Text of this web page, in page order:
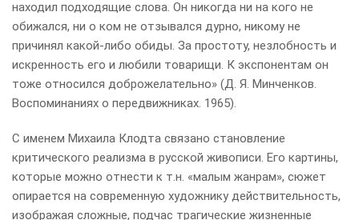
находил подходящие слова. Он никогда ни на кого не
обижался, ни о ком не отзывался дурно, никому не
причинял какой-либо обиды. За простоту, незлобность и
искренность его и любили товарищи. К экспонентам он
тоже относился доброжелательно» (Д. Я. Минченков.
Воспоминаниях о передвижниках. 1965).
С именем Михаила Клодта связано становление
критического реализма в русской живописи. Его картины,
которые можно отнести к т.н. «малым жанрам», сюжет
опирается на современную художнику действительность,
изображая сложные, подчас трагические жизненные